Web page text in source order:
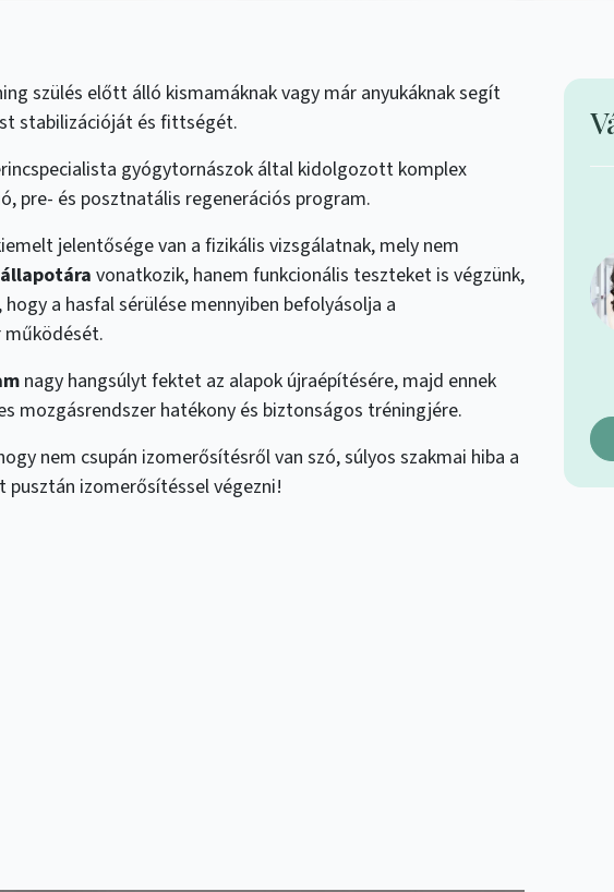
szülés előtt álló kismamáknak vagy már anyukáknak segít
stabilizációját és fittségét.
gyógytornászok által kidolgozott komplex
pre- és posztnatális regenerációs program.
jelentősége van a fizikális vizsgálatnak, mely nem
vonatkozik, hanem funkcionális teszteket is végzünk,
a hasfal sérülése mennyiben befolyásolja a
működését.
nagy hangsúlyt fektet az alapok újraépítésére, majd ennek
mozgásrendszer hatékony és biztonságos tréningjére.
nem csupán izomerősítésről van szó, súlyos szakmai hiba a
pusztán izomerősítéssel végezni!